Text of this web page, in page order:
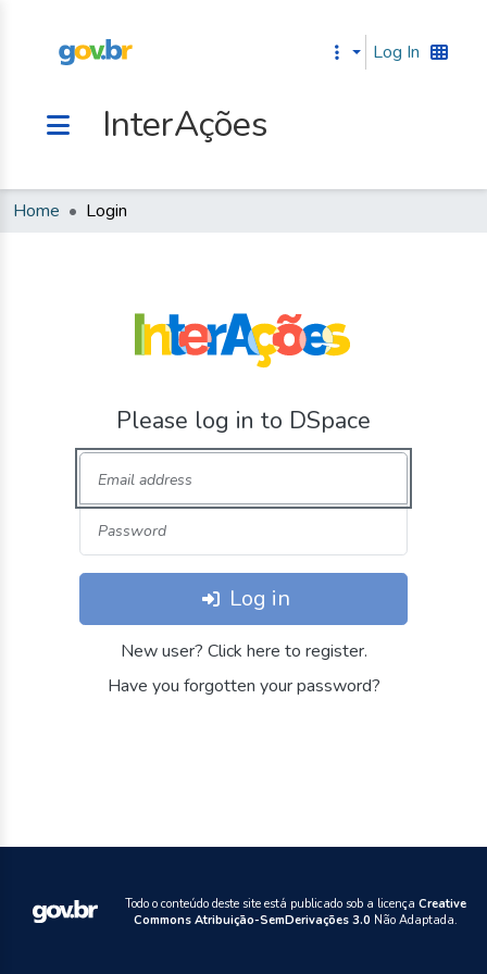
Log In (current)
InterAções
Home Login
Please log in to DSpace
Log in
New user? Click here to register.
Have you forgotten your password?
Todo o conteúdo deste site está publicado sob a licença Creative
Commons Atribuição-SemDerivações 3.0 Não Adaptada.